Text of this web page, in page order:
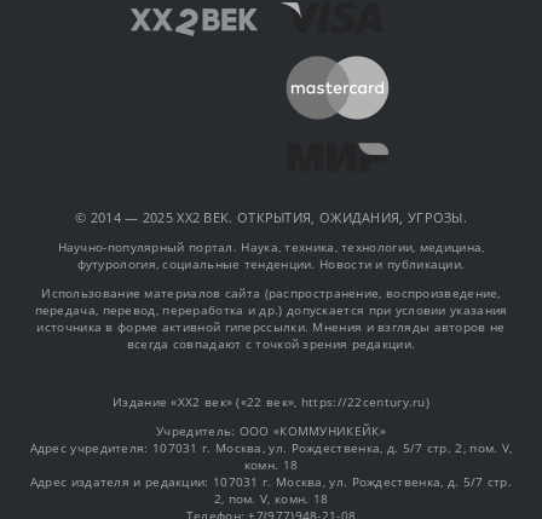
© 2014 — 2025 XX2 ВЕК. ОТКРЫТИЯ, ОЖИДАНИЯ, УГРОЗЫ.
Научно-популярный портал. Наука, техника, технологии, медицина,
футурология, социальные тенденции. Новости и публикации.
Использование материалов сайта (распространение, воспроизведение,
передача, перевод, переработка и др.) допускается при условии указания
источника в форме активной гиперссылки. Мнения и взгляды авторов не
всегда совпадают с точкой зрения редакции.
Издание «XX2 век» («22 век», https://22century.ru)
Учредитель: OOO «КОММУНИКЕЙК»
Адрес учредителя: 107031 г. Москва, ул. Рождественка, д. 5/7 стр. 2, пом. V,
комн. 18
Адрес издателя и редакции: 107031 г. Москва, ул. Рождественка, д. 5/7 стр.
2, пом. V, комн. 18
Телефон: +7(977)948-21-08